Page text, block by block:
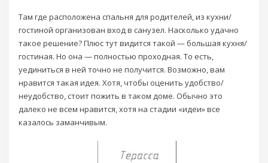
Там где расположена спальня для родителей, из кухни/
гостиной организован вход в санузел. Насколько удачно
такое решение? Плюс тут видится такой — большая кухня/
гостиная. Но она — полностью проходная. То есть,
уединиться в ней точно не получится. Возможно, вам
нравится такая идея. Хотя, чтобы оценить удобство/
неудобство, стоит пожить в таком доме. Обычно это
далеко не всем нравится, хотя на стадии «идеи» все
казалось заманчивым.